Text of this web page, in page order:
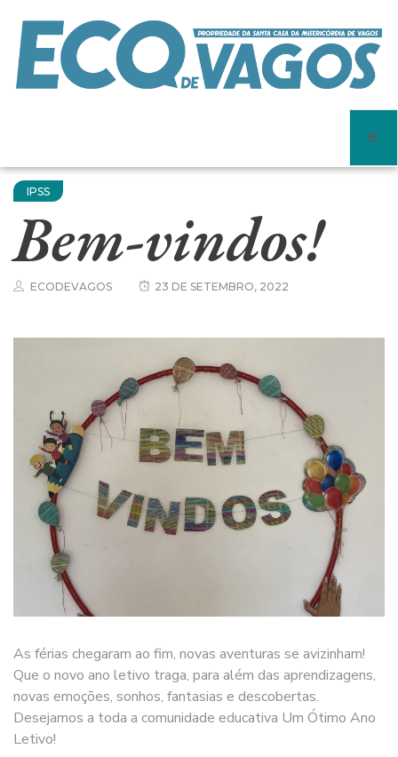
IPSS
Bem-vindos!
ECODEVAGOS 23 DE SETEMBRO, 2022
As férias chegaram ao fim, novas aventuras se avizinham!
Que o novo ano letivo traga, para além das aprendizagens,
novas emoções, sonhos, fantasias e descobertas.
Desejamos a toda a comunidade educativa Um Ótimo Ano
Letivo!